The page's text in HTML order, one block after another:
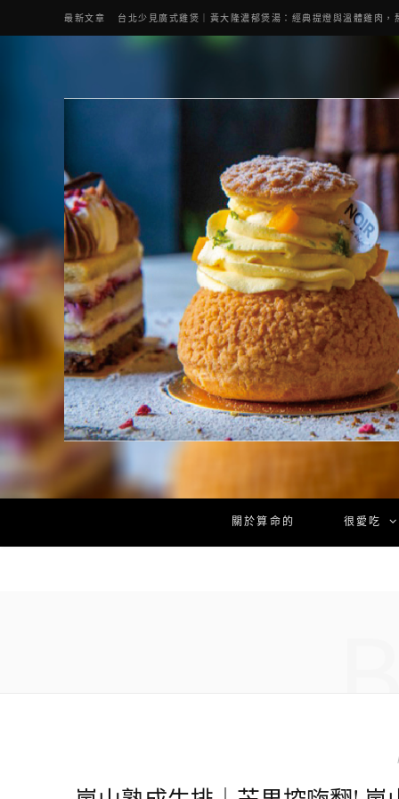
最新文章 台北少見廣式雞煲｜黃大隆濃郁煲湯：經典提燈與溫體雞肉，
關於算命的 很愛吃